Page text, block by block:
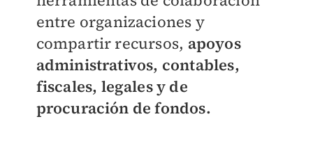
entre organizaciones y
compartir recursos, apoyos
administrativos, contables,
fiscales, legales y de
procuración de fondos.